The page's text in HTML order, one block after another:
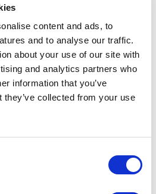
content and ads, to
and to analyse our traffic.
about your use of our site with
and analytics partners who
information that you’ve
they’ve collected from your use